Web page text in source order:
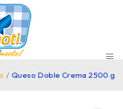
/ Queso Doble Crema 2500 g